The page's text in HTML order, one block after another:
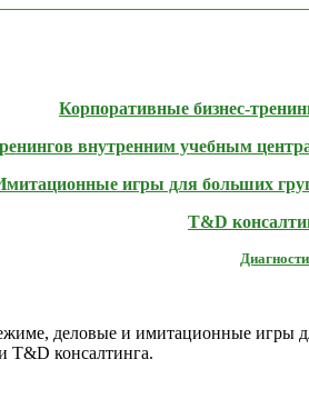
Корпоративные бизнес-
внутренним учебным
игры для больших
T&D
деловые и имитационные игры
T&D консалтинга.